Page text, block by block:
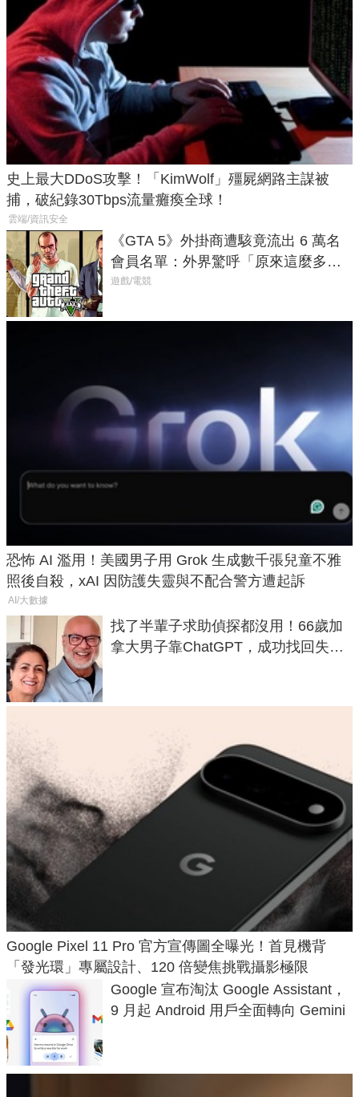
史上最大DDoS攻擊！「KimWolf」殭屍網路主謀被
捕，破紀錄30Tbps流量癱瘓全球！
雲端/資訊安全
《GTA 5》外掛商遭駭竟流出 6 萬名
會員名單：外界驚呼「原來這麼多人
在開掛！」
遊戲/電競
恐怖 AI 濫用！美國男子用 Grok 生成數千張兒童不雅
照後自殺，xAI 因防護失靈與不配合警方遭起訴
AI/大數據
找了半輩子求助偵探都沒用！66歲加
拿大男子靠ChatGPT，成功找回失散
Google Pixel 11 Pro 官方宣傳圖全曝光！首見機背
「發光環」專屬設計、120 倍變焦挑戰攝影極限
Google 宣布淘汰 Google Assistant，
9 月起 Android 用戶全面轉向 Gemini